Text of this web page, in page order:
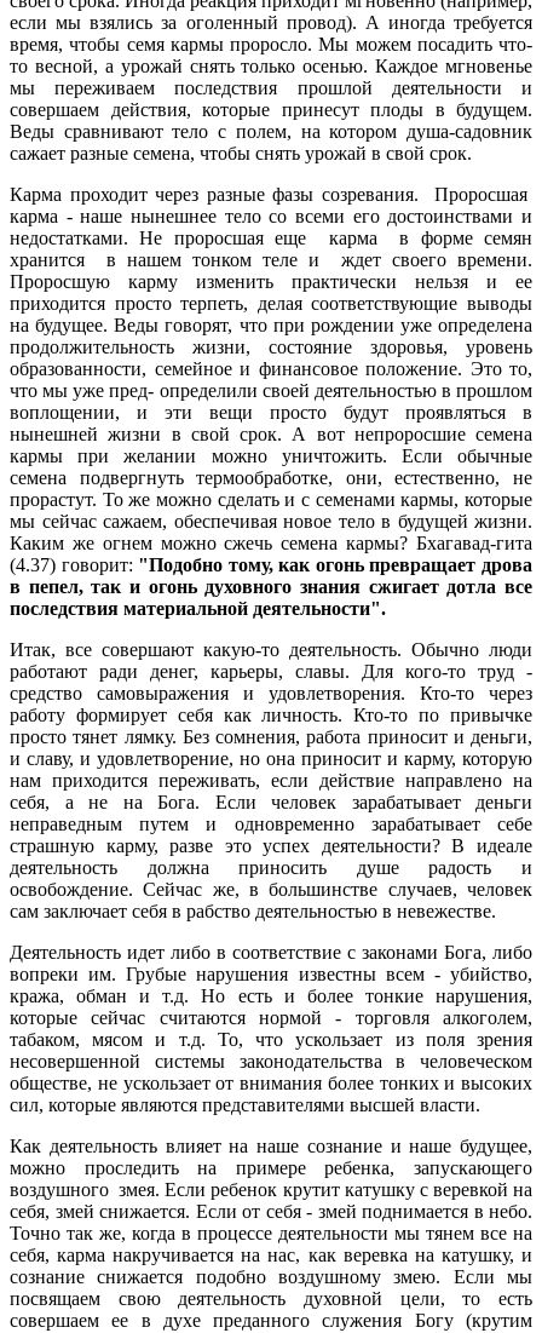
если мы взялись за оголенный провод). А иногда требуется
время, чтобы семя кармы проросло. Мы можем посадить что-
то весной, а урожай снять только осенью. Каждое мгновенье
мы переживаем последствия прошлой деятельности и
совершаем действия, которые принесут плоды в будущем.
Веды сравнивают тело с полем, на котором душа-садовник
сажает разные семена, чтобы снять урожай в свой срок.
Карма проходит через разные фазы созревания. Проросшая
карма - наше нынешнее тело со всеми его достоинствами и
недостатками. Не проросшая еще карма в форме семян
хранится в нашем тонком теле и ждет своего времени.
Проросшую карму изменить практически нельзя и ее
приходится просто терпеть, делая соответствующие выводы
на будущее. Веды говорят, что при рождении уже определена
продолжительность жизни, состояние здоровья, уровень
образованности, семейное и финансовое положение. Это то,
что мы уже пред- определили своей деятельностью в прошлом
воплощении, и эти вещи просто будут проявляться в
нынешней жизни в свой срок. А вот непроросшие семена
кармы при желании можно уничтожить. Если обычные
семена подвергнуть термообработке, они, естественно, не
прорастут. То же можно сделать и с семенами кармы, которые
мы сейчас сажаем, обеспечивая новое тело в будущей жизни.
Каким же огнем можно сжечь семена кармы? Бхагавад-гита
(4.37) говорит: "Подобно тому, как огонь превращает дрова
в пепел, так и огонь духовного знания сжигает дотла все
последствия материальной деятельности".
Итак, все совершают какую-то деятельность. Обычно люди
работают ради денег, карьеры, славы. Для кого-то труд -
средство самовыражения и удовлетворения. Кто-то через
работу формирует себя как личность. Кто-то по привычке
просто тянет лямку. Без сомнения, работа приносит и деньги,
и славу, и удовлетворение, но она приносит и карму, которую
нам приходится переживать, если действие направлено на
себя, а не на Бога. Если человек зарабатывает деньги
неправедным путем и одновременно зарабатывает себе
страшную карму, разве это успех деятельности? В идеале
деятельность должна приносить душе радость и
освобождение. Сейчас же, в большинстве случаев, человек
сам заключает себя в рабство деятельностью в невежестве.
Деятельность идет либо в соответствие с законами Бога, либо
вопреки им. Грубые нарушения известны всем - убийство,
кража, обман и т.д. Но есть и более тонкие нарушения,
которые сейчас считаются нормой - торговля алкоголем,
табаком, мясом и т.д. То, что ускользает из поля зрения
несовершенной системы законодательства в человеческом
обществе, не ускользает от внимания более тонких и высоких
сил, которые являются представителями высшей власти.
Как деятельность влияет на наше сознание и наше будущее,
можно проследить на примере ребенка, запускающего
воздушного змея. Если ребенок крутит катушку с веревкой на
себя, змей снижается. Если от себя - змей поднимается в небо.
Точно так же, когда в процессе деятельности мы тянем все на
себя, карма накручивается на нас, как веревка на катушку, и
сознание снижается подобно воздушному змею. Если мы
посвящаем свою деятельность духовной цели, то есть
совершаем ее в духе преданного служения Богу (крутим